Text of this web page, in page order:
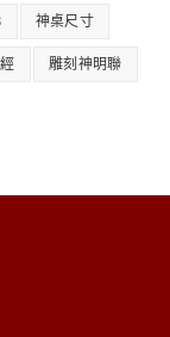
神桌尺寸
雕刻神明聯